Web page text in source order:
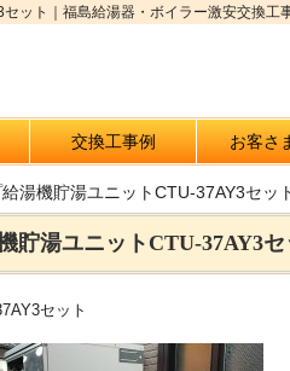
ット｜福島給湯器・ボイラー激安交換工
交換工事例 お客さ
湯機貯湯ユニットCTU-37AY3セッ
貯湯ユニットCTU-37AY3セ
セット